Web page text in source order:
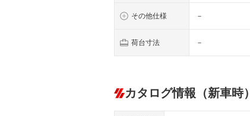
その他仕様 －
荷台寸法 －
カタログ情報（新車時）